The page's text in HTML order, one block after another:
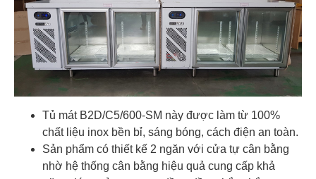
Tủ mát B2D/C5/600-SM này được làm từ 100%
chất liệu inox bền bỉ, sáng bóng, cách điện an toàn.
Sản phẩm có thiết kế 2 ngăn với cửa tự cân bằng
nhờ hệ thống cân bằng hiệu quả cung cấp khả